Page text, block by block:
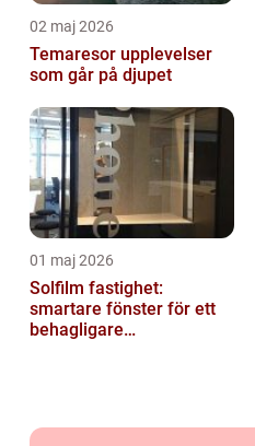
02 maj 2026
Temaresor upplevelser
som går på djupet
01 maj 2026
Solfilm fastighet:
smartare fönster för ett
behagligare